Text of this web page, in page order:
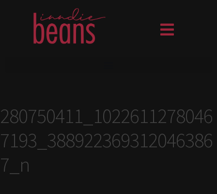
280750411_1022611278046
7193_388922369312046386
7_n